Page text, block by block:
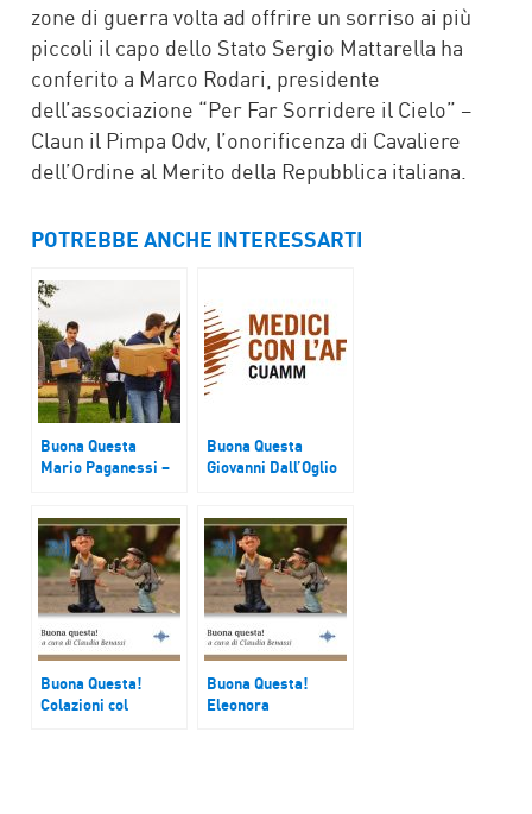
zone di guerra volta ad offrire un sorriso ai più
piccoli il capo dello Stato Sergio Mattarella ha
conferito a Marco Rodari, presidente
dell’associazione “Per Far Sorridere il Cielo” –
Claun il Pimpa Odv, l’onorificenza di Cavaliere
dell’Ordine al Merito della Repubblica italiana.
POTREBBE ANCHE INTERESSARTI
Buona Questa
Mario Paganessi –
Buona Questa
Giovanni Dall’Oglio
“Casa di Alice”
Buona Questa!
Colazioni col
Buona Questa!
Eleonora